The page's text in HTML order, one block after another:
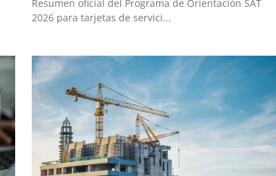
Resumen oficial del Programa de Orientación SAT
2026 para tarjetas de servici...